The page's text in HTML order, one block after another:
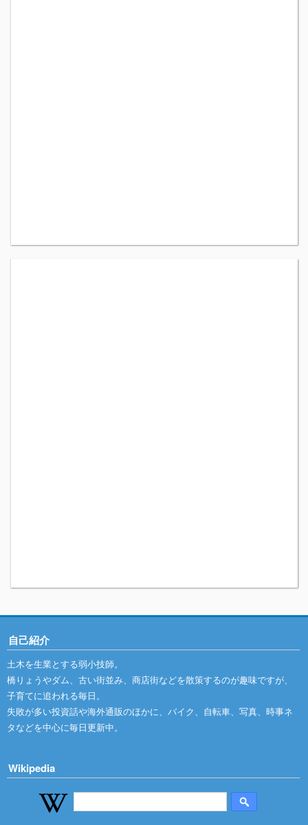
自己紹介
土木を生業とする弱小技師。
橋りょうやダム、古い街並み、商店街などを散策するのが趣味ですが、
子育てに追われる毎日。
失敗が多い投資話や海外通販のほかに、バイク、自転車、写真、時事ネ
タなどを中心に毎日更新中。
Wikipedia